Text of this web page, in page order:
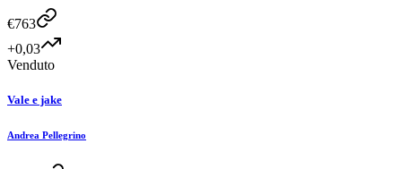
€763
+0,03
Venduto
Vale e jake
Andrea Pellegrino